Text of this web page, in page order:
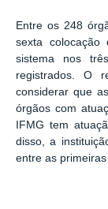
Entre os 248
sexta
sistema nos
registrados. O
considerar que
órgãos com
IFMG tem
disso, a
entre as primeiras